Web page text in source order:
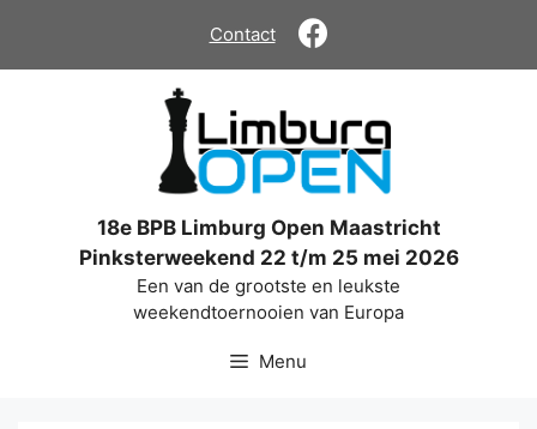
de
Contact
18e BPB Limburg Open Maastricht
Pinksterweekend 22 t/m 25 mei 2026
Een van de grootste en leukste
weekendtoernooien van Europa
Menu